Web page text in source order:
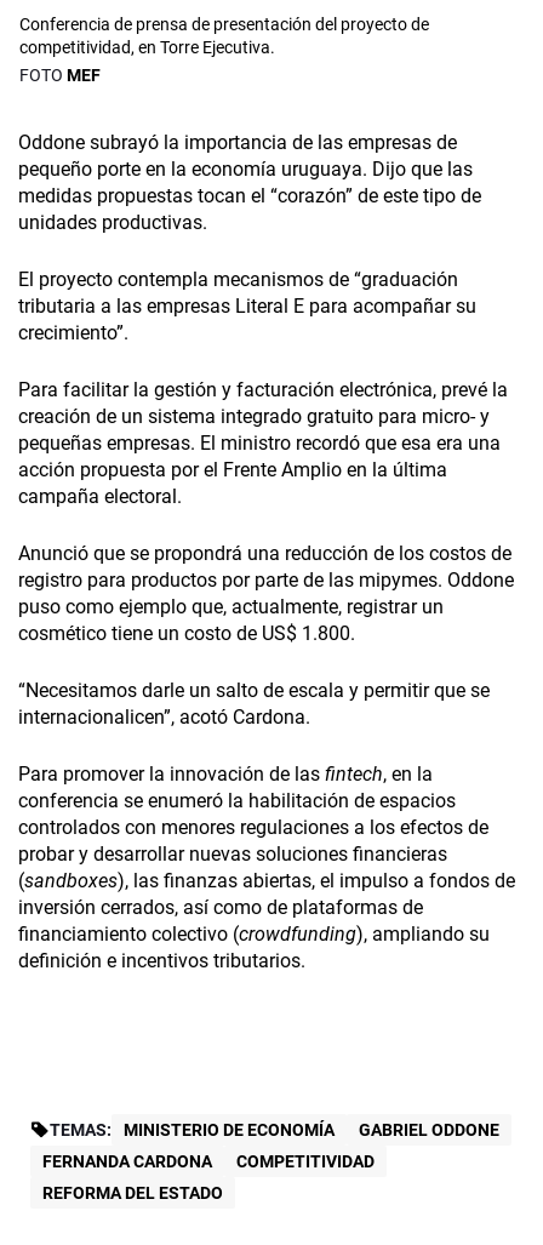
Conferencia de prensa de presentación del proyecto de
competitividad, en Torre Ejecutiva.
MEF
Oddone subrayó la importancia de las empresas de
pequeño porte en la economía uruguaya. Dijo que las
medidas propuestas tocan el “corazón” de este tipo de
unidades productivas.
El proyecto contempla mecanismos de “graduación
tributaria a las empresas Literal E para acompañar su
crecimiento”.
Para facilitar la gestión y facturación electrónica, prevé la
creación de un sistema integrado gratuito para micro- y
pequeñas empresas. El ministro recordó que esa era una
acción propuesta por el Frente Amplio en la última
campaña electoral.
Anunció que se propondrá una reducción de los costos de
registro para productos por parte de las mipymes. Oddone
puso como ejemplo que, actualmente, registrar un
cosmético tiene un costo de US$ 1.800.
“Necesitamos darle un salto de escala y permitir que se
internacionalicen”, acotó Cardona.
Para promover la innovación de las fintech, en la
conferencia se enumeró la habilitación de espacios
controlados con menores regulaciones a los efectos de
probar y desarrollar nuevas soluciones financieras
(sandboxes), las finanzas abiertas, el impulso a fondos de
inversión cerrados, así como de plataformas de
financiamiento colectivo (crowdfunding), ampliando su
definición e incentivos tributarios.
TEMAS: MINISTERIO DE ECONOMÍA
GABRIEL ODDONE
FERNANDA CARDONA
COMPETITIVIDAD
REFORMA DEL ESTADO